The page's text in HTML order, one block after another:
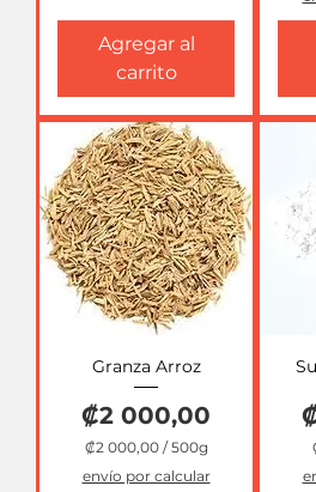
Agregar al
carrito
Granza Arroz
Precio
₡2 000,00
₡2 000,00 /500g
2
envío por calcular